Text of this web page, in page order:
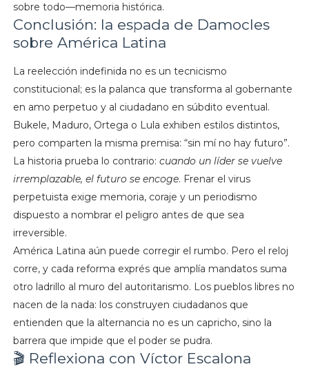
sobre todo—memoria histórica.
Conclusión: la espada de Damocles
sobre América Latina
La reelección indefinida no es un tecnicismo
constitucional; es la palanca que transforma al gobernante
en amo perpetuo y al ciudadano en súbdito eventual.
Bukele, Maduro, Ortega o Lula exhiben estilos distintos,
pero comparten la misma premisa: “sin mí no hay futuro”.
La historia prueba lo contrario: cuando un líder se vuelve
irremplazable, el futuro se encoge. Frenar el virus
perpetuista exige memoria, coraje y un periodismo
dispuesto a nombrar el peligro antes de que sea
irreversible.
América Latina aún puede corregir el rumbo. Pero el reloj
corre, y cada reforma exprés que amplía mandatos suma
otro ladrillo al muro del autoritarismo. Los pueblos libres no
nacen de la nada: los construyen ciudadanos que
entienden que la alternancia no es un capricho, sino la
barrera que impide que el poder se pudra.
🎬 Reflexiona con Víctor Escalona